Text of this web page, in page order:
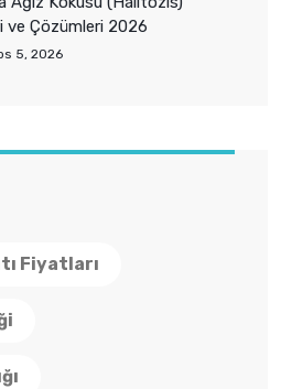
ve Çözümleri 2026
5, 2026
Fiyatları